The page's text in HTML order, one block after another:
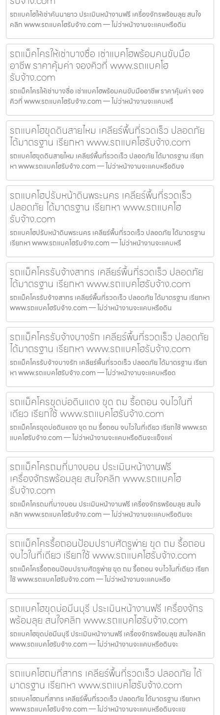
รถแบคโฮให้เช่าคันนายาว ประเมินหน้างานฟรี เครื่องจักรพร้อมลุย สนใจ
คลิก www.รถแบคโฮรับจ้าง.com — ไม่ว่าหน้างานจะแคบหรือดิน
รถแม็คโครให้เช่าบางซื่อ เช่าแบคโฮพร้อมคนขับมือ
อาชีพ ราคาคุ้มค่า จองคิวที่ www.รถแบคโฮ
รับจ้าง.com
รถแม็คโครให้เช่าบางซื่อ เช่าแบคโฮพร้อมคนขับมืออาชีพ ราคาคุ้มค่า จอง
คิวที่ www.รถแบคโฮรับจ้าง.com — ไม่ว่าหน้างานจะแคบหรื
รถแบคโฮขุดดินสายไหม เคลียร์พื้นที่รวดเร็ว ปลอดภัย
ได้มาตรฐาน เรียกหา www.รถแบคโฮรับจ้าง.com
รถแบคโฮขุดดินสายไหม เคลียร์พื้นที่รวดเร็ว ปลอดภัย ได้มาตรฐาน เรียก
หา www.รถแบคโฮรับจ้าง.com — ไม่ว่าหน้างานจะแคบหรือดินจ
รถแบคโฮปรับหน้าดินพระนคร เคลียร์พื้นที่รวดเร็ว
ปลอดภัย ได้มาตรฐาน เรียกหา www.รถแบคโฮ
รับจ้าง.com
รถแบคโฮปรับหน้าดินพระนคร เคลียร์พื้นที่รวดเร็ว ปลอดภัย ได้มาตรฐาน
เรียกหา www.รถแบคโฮรับจ้าง.com — ไม่ว่าหน้างานจะแคบหรื
รถแม็คโครรับจ้างสาทร เคลียร์พื้นที่รวดเร็ว ปลอดภัย
ได้มาตรฐาน เรียกหา www.รถแบคโฮรับจ้าง.com
รถแม็คโครรับจ้างสาทร เคลียร์พื้นที่รวดเร็ว ปลอดภัย ได้มาตรฐาน เรียกหา
www.รถแบคโฮรับจ้าง.com — ไม่ว่าหน้างานจะแคบหรือดิน
รถแม็คโครรับจ้างบางรัก เคลียร์พื้นที่รวดเร็ว ปลอดภัย
ได้มาตรฐาน เรียกหา www.รถแบคโฮรับจ้าง.com
รถแม็คโครรับจ้างบางรัก เคลียร์พื้นที่รวดเร็ว ปลอดภัย ได้มาตรฐาน เรียก
หา www.รถแบคโฮรับจ้าง.com — ไม่ว่าหน้างานจะแคบหรือด
รถแม็คโครขุดบ่อดินแดง ขุด ถม รื้อถอน จบไวในที่
เดียว เรียกใช้ www.รถแบคโฮรับจ้าง.com
รถแม็คโครขุดบ่อดินแดง ขุด ถม รื้อถอน จบไวในที่เดียว เรียกใช้ www.รถ
แบคโฮรับจ้าง.com — ไม่ว่าหน้างานจะแคบหรือดินจะแข็งแค่
รถแม็คโครถมที่บางบอน ประเมินหน้างานฟรี
เครื่องจักรพร้อมลุย สนใจคลิก www.รถแบคโฮ
รับจ้าง.com
รถแม็คโครถมที่บางบอน ประเมินหน้างานฟรี เครื่องจักรพร้อมลุย สนใจ
คลิก www.รถแบคโฮรับจ้าง.com — ไม่ว่าหน้างานจะแคบหรือดินจะ
รถแม็คโครรื้อถอนป้อมปราบศัตรูพ่าย ขุด ถม รื้อถอน
จบไวในที่เดียว เรียกใช้ www.รถแบคโฮรับจ้าง.com
รถแม็คโครรื้อถอนป้อมปราบศัตรูพ่าย ขุด ถม รื้อถอน จบไวในที่เดียว เรียก
ใช้ www.รถแบคโฮรับจ้าง.com — ไม่ว่าหน้างานจะแคบหรือ
รถแบคโฮขุดบ่อมีนบุรี ประเมินหน้างานฟรี เครื่องจักร
พร้อมลุย สนใจคลิก www.รถแบคโฮรับจ้าง.com
รถแบคโฮขุดบ่อมีนบุรี ประเมินหน้างานฟรี เครื่องจักรพร้อมลุย สนใจคลิก
www.รถแบคโฮรับจ้าง.com — ไม่ว่าหน้างานจะแคบหรือดินจะ
รถแบคโฮถมที่สาทร เคลียร์พื้นที่รวดเร็ว ปลอดภัย ได้
มาตรฐาน เรียกหา www.รถแบคโฮรับจ้าง.com
รถแบคโฮถมที่สาทร เคลียร์พื้นที่รวดเร็ว ปลอดภัย ได้มาตรฐาน เรียกหา
www.รถแบคโฮรับจ้าง.com — ไม่ว่าหน้างานจะแคบหรือดินจะแข